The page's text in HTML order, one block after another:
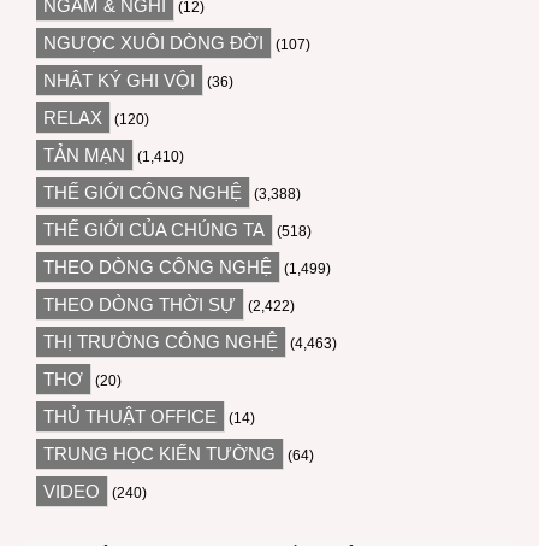
NGẪM & NGHĨ (12)
NGƯỢC XUÔI DÒNG ĐỜI (107)
NHẬT KÝ GHI VỘI (36)
RELAX (120)
TẢN MẠN (1,410)
THẾ GIỚI CÔNG NGHỆ (3,388)
THẾ GIỚI CỦA CHÚNG TA (518)
THEO DÒNG CÔNG NGHỆ (1,499)
THEO DÒNG THỜI SỰ (2,422)
THỊ TRƯỜNG CÔNG NGHỆ (4,463)
THƠ (20)
THỦ THUẬT OFFICE (14)
TRUNG HỌC KIẾN TƯỜNG (64)
VIDEO (240)